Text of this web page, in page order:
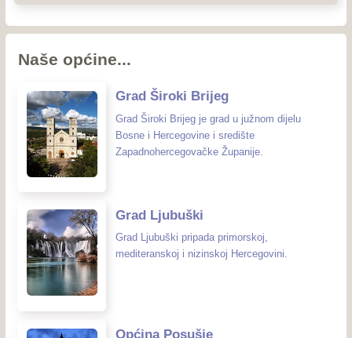
Naše općine...
Grad Široki Brijeg
Grad Široki Brijeg je grad u južnom dijelu
Bosne i Hercegovine i središte
Zapadnohercegovačke Županije.
Grad Ljubuški
Grad Ljubuški pripada primorskoj,
mediteranskoj i nizinskoj Hercegovini.
Općina Posušje